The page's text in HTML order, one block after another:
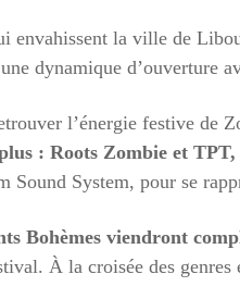
envahissent la ville de
dynamique d’ouverture
l’énergie festive de
: Roots Zombie et
Sound System, pour se
Bohèmes viendront
À la croisée des